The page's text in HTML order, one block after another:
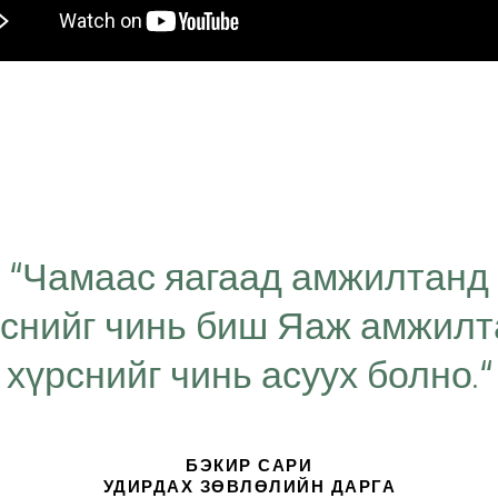
“Чамаас яагаад амжилтанд
чинь биш Яаж
хүрснийг чинь асуух болно.“
БЭКИР САРИ
УДИРДАХ ЗӨВЛӨЛИЙН ДАРГА